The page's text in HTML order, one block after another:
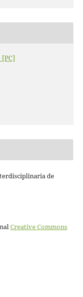
de
Creative Commons